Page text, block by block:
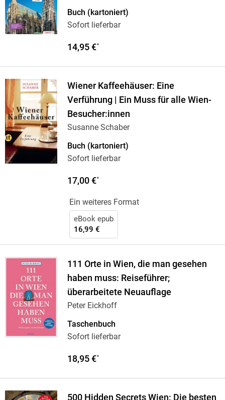
Buch (kartoniert)
Sofort lieferbar
14,95 €*
Wiener Kaffeehäuser: Eine
Verführung | Ein Muss für alle Wien-
Besucher:innen
Susanne Schaber
Buch (kartoniert)
Sofort lieferbar
17,00 €*
Ein weiteres Format
eBook epub
16,99 €
111 Orte in Wien, die man gesehen
haben muss: Reiseführer;
überarbeitete Neuauflage
Peter Eickhoff
Taschenbuch
Sofort lieferbar
18,95 €*
500 Hidden Secrets Wien: Die besten